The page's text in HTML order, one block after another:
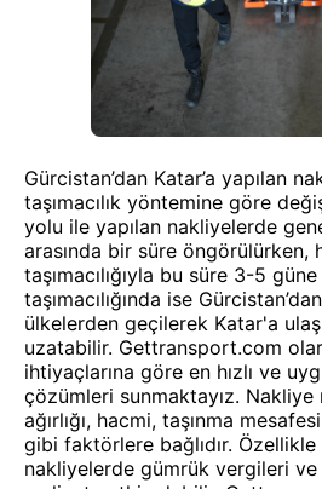
Gürcistan’dan Katar’a yapılan
taşımacılık yöntemine göre
yolu ile yapılan nakliyelerde
arasında bir süre öngörülürken,
taşımacılığıyla bu süre 3-5
taşımacılığında ise
ülkelerden geçilerek Katar'a
uzatabilir. Gettransport.com
ihtiyaçlarına göre en hızlı ve
çözümleri sunmaktayız.
ağırlığı, hacmi, taşınma
gibi faktörlere bağlıdır. Özellikle
nakliyelerde gümrük vergileri